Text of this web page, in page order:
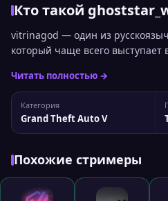
Кто такой
vitrinagod — один из
который чаще всего выступает
увидеть в общем топе
Статистика канала vitrinagod У
а максимальный пик
При...
Читать полностью →
Категория
Grand Theft Auto V
Похожие стримеры